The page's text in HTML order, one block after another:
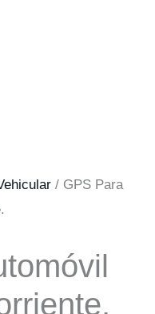
/ GPS Para